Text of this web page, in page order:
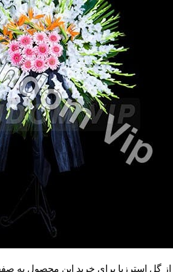
از گل استرزیا برای خرید این محصول به